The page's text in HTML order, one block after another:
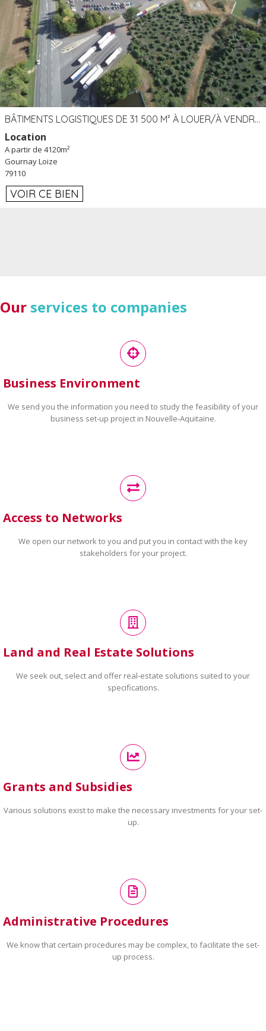
BÂTIMENTS LOGISTIQUES DE 31 500 M² À LOUER/À VENDRE SUR UN SITE DE 17 HA (79)
Location
A partir de 4120m²
Gournay Loize
79110
VOIR CE BIEN
Our services to companies
Business Environment
We send you the information you need to study the feasibility of your
business set-up project in Nouvelle-Aquitaine.
Access to Networks
We open our network to you and put you in contact with the key
stakeholders for your project.
Land and Real Estate Solutions
We seek out, select and offer real-estate solutions suited to your
specifications.
Grants and Subsidies
Various solutions exist to make the necessary investments for your set-
up.
Administrative Procedures
We know that certain procedures may be complex, to facilitate the set-
up process.